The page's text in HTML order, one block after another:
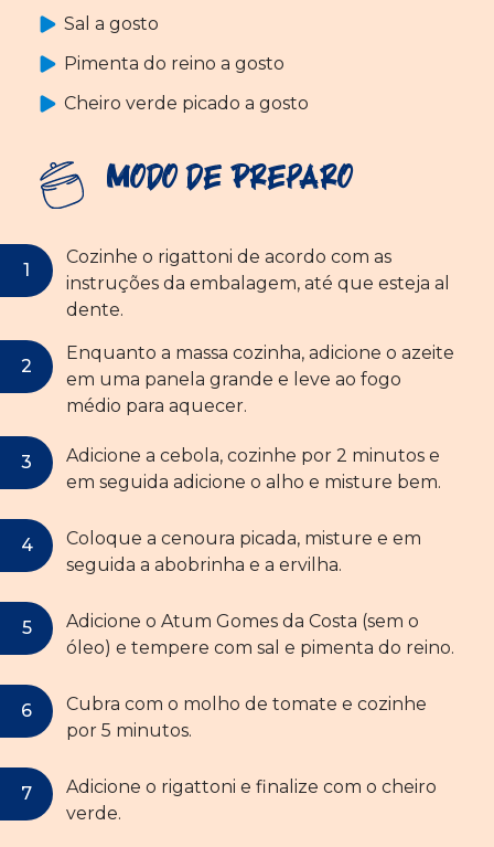
Sal a gosto
Pimenta do reino a gosto
Cheiro verde picado a gosto
Modo de Preparo
Cozinhe o rigattoni de acordo com as
instruções da embalagem, até que esteja al
dente.
Enquanto a massa cozinha, adicione o azeite
em uma panela grande e leve ao fogo
médio para aquecer.
Adicione a cebola, cozinhe por 2 minutos e
em seguida adicione o alho e misture bem.
Coloque a cenoura picada, misture e em
seguida a abobrinha e a ervilha.
Adicione o Atum Gomes da Costa (sem o
óleo) e tempere com sal e pimenta do reino.
Cubra com o molho de tomate e cozinhe
por 5 minutos.
Adicione o rigattoni e finalize com o cheiro
verde.